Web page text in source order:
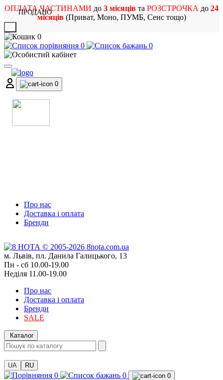
ОПЛАТА ЧАСТИНАМИ до 3 місяців та РОЗСТРОЧКА до 24
місяців(Приват, Моно, ПУМБ, Сенс тощо)
0
0
0
0
Про нас
Доставка і оплата
Бренди
м. Львів, пл. Данила Галицького, 13
Пн - сб 10.00-19.00
Неділя 11.00-19.00
Про нас
Доставка і оплата
Бренди
SALE
Каталог
UA RU
0 0 0
ПРОДАНО